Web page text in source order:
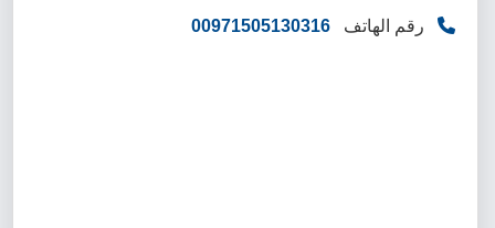
رقم الهاتف 00971505130316